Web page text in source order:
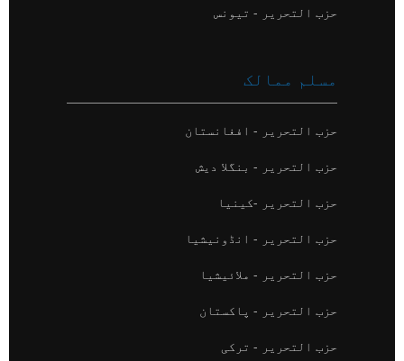
حزب التحریر - تیونس
مسلم ممالک
حزب التحریر - افغانستان
حزب التحریر - بنگلا دیش
حزب التحریر -کینیا
حزب التحریر - انڈونیشیا
حزب التحریر - ملائیشیا
حزب التحریر - پاکستان
حزب التحریر - ترکی